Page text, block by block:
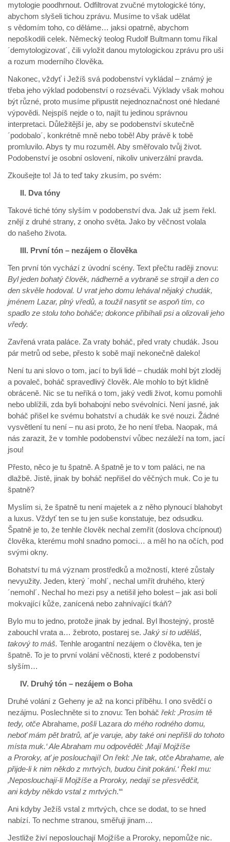
mytologie poodhrnout. Odfiltrovat zvučné mytologické tóny,
abychom slyšeli tichou zprávu. Musíme to však udělat
s vědomím toho, co děláme… jaksi opatrně, abychom
nepoškodili celek. Německý teolog Rudolf Bultmann tomu říkal
´demytologizovat´, čili vyložit danou mytologickou zprávu pro uši
a rozum moderního člověka.
Nakonec, vždyť i Ježíš svá podobenství vykládal – známý je
třeba jeho výklad podobenství o rozsévači. Výklady však mohou
být různé, proto musíme připustit nejednoznačnost oné hledané
výpovědi. Nejspíš nejde o to, najít tu jedinou správnou
interpretaci. Důležitější je, aby se podobenství skutečně
´podobalo´, konkrétně mně nebo tobě! Aby právě k tobě
promluvilo. Abys ty mu rozuměl. Aby směřovalo tvůj život.
Podobenství je osobní oslovení, nikoliv univerzální pravda.
Zkoušejte to! Já to teď taky zkusím, po svém:
II. Dva tóny
Takové tiché tóny slyším v podobenství dva. Jak už jsem řekl.
znějí z druhé strany, z onoho světa. Jako by věčnost volala
do našeho života.
III. První tón – nezájem o člověka
Ten první tón vychází z úvodní scény. Text přečtu raději znovu:
Byl jeden bohatý člověk, nádherně a vybraně se strojil a den co
den skvěle hodoval. U vrat jeho domu lehával nějaký chudák,
jménem Lazar, plný vředů, a toužil nasytit se aspoň tím, co
spadlo ze stolu toho boháče; dokonce přibíhali psi a olizovali jeho
vředy.
Zavřená vrata paláce. Za vraty boháč, před vraty chudák. Jsou
pár metrů od sebe, přesto k sobě mají nekonečně daleko!
Není tu ani slovo o tom, jací to byli lidé – chudák mohl být zloděj
a povaleč, boháč spravedlivý člověk. Ale mohlo to být klidně
obráceně. Nic se tu neříká o tom, jaký vedli život, komu pomohli
nebo ublížili, zda byli bohabojní nebo svévolníci. Není jasné, jak
boháč přišel ke svému bohatství a chudák ke své nouzi. Žádné
vysvětlení tu není – nu asi proto, že ho není třeba. Naopak, má
nás zarazit, že v tomhle podobenství vůbec nezáleží na tom, jací
jsou!
Přesto, něco je tu špatně. A špatně je to v tom paláci, ne na
dlažbě. Jistě, jinak by boháč nepřišel do věčných muk. Co je tu
špatně?
Myslím si, že špatně tu není majetek a z něho plynoucí blahobyt
a luxus. Vždyť ten se tu jen suše konstatuje, bez odsudku.
Špatně je to, že tenhle člověk nechal zemřít (doslova chcípnout)
člověka, kterému mohl snadno pomoci… a měl ho na očích, pod
svými okny.
Bohatství tu má význam prostředků a možností, které zůstaly
nevyužity. Jeden, který ´mohl´, nechal umřít druhého, který
´nemohl´. Nechal ho mezi psy a netišil jeho bolest – jak asi bolí
mokvající kůže, zanícená nebo zahnívající tkáň?
Bylo mu to jedno, protože jinak by jednal. Byl lhostejný, prostě
zabouchl vrata a… žebroto, postarej se. Jaký si to uděláš,
takový to máš. Tenhle arogantní nezájem o člověka, ten je
špatně. To je to první volání věčnosti, které z podobenství
slyším…
IV. Druhý tón – nezájem o Boha
Druhé volání z Geheny je až na konci příběhu. I ono svědčí o
nezájmu. Poslechněte si to znovu: Ten boháč řekl: ‚Prosím tě
tedy, otče Abrahame, pošli Lazara do mého rodného domu,
neboť mám pět bratrů, ať je varuje, aby také oni nepřišli do tohoto
místa muk.‘ Ale Abraham mu odpověděl: ‚Mají Mojžíše
a Proroky, ať je poslouchají! On řekl: ‚Ne tak, otče Abrahame, ale
přijde-li k nim někdo z mrtvých, budou činit pokání.‘ Řekl mu:
‚Neposlouchají-li Mojžíše a Proroky, nedají se přesvědčit,
ani kdyby někdo vstal z mrtvých.‘“
Ani kdyby Ježíš vstal z mrtvých, chce se dodat, to se hned
nabízí. To nechme stranou, směřuji jinam…
Jestliže živí neposlouchají Mojžíše a Proroky, nepomůže nic.